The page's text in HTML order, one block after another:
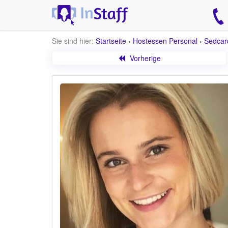
Sie sind hier: Startseite › Hostessen Personal ›
Vorherige